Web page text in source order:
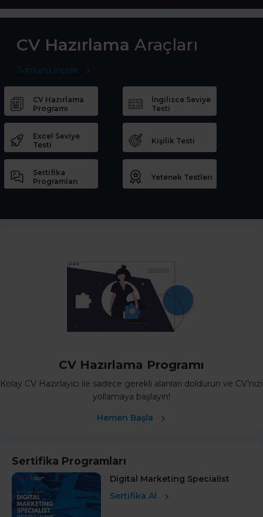
CV Hazırlama Araçları
Tümünü İncele
CV Hazırlama
Programı
İngilizce Seviye
Testi
Excel Seviye
Testi
Kişilik Testi
Sertifika
Programları
Yetenek Testleri
CV Hazırlama Programı
Kolay CV Hazırlayıcı ile sadece gerekli alanları doldurun ve CV’nizi
yollamaya başlayın!
Hemen Başla
Sertifika Programları
Digital Marketing Specialist
Sertifika Al